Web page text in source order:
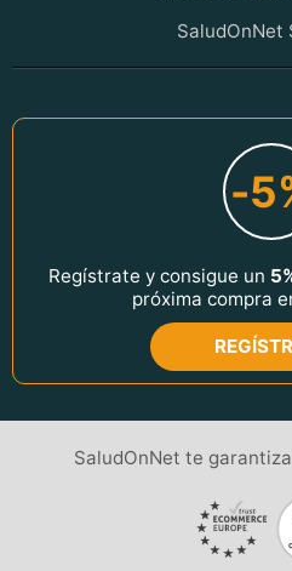
SaludOnNet
-
Regístrate y consigue un
próxima compra
SaludOnNet te